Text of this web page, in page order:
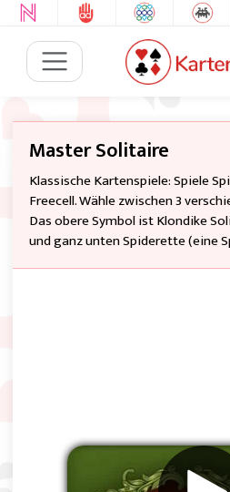
Master Solitaire
Klassische Kartenspiele: Spiele
Freecell. Wähle zwischen 3
Das obere Symbol ist Klondike
und ganz unten Spiderette (eine